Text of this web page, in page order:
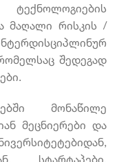
მაღალი რისკის /
შედეგად
მონაწილე
მეცნიერები და
სტარტაპები,